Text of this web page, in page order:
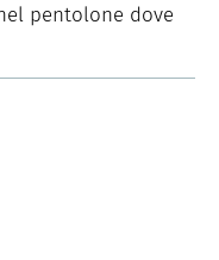
pentolone dove